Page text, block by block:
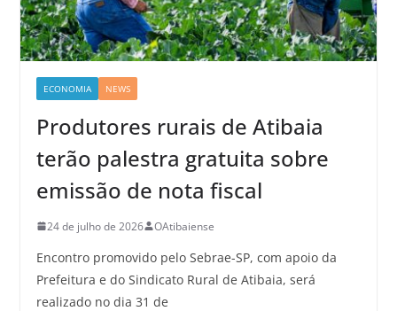
ECONOMIA NEWS
Produtores rurais de Atibaia
terão palestra gratuita sobre
emissão de nota fiscal
24 de julho de 2026 OAtibaiense
Encontro promovido pelo Sebrae-SP, com apoio da
Prefeitura e do Sindicato Rural de Atibaia, será
realizado no dia 31 de